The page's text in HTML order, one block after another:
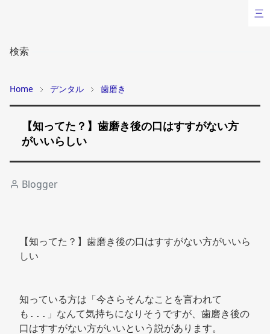
検索
Home デンタル 歯磨き
【知ってた？】歯磨き後の口はすすがない方
がいいらしい
Blogger
【知ってた？】歯磨き後の口はすすがない方がいいら
しい
知っている方は「今さらそんなことを言われて
も...」なんて気持ちになりそうですが、歯磨き後の
口はすすがない方がいいという説があります。
三